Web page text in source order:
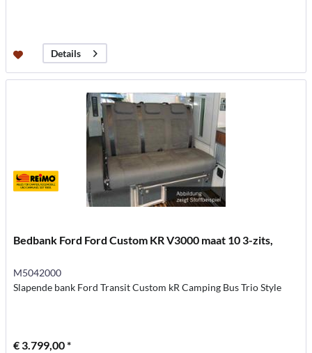
Details
Bedbank Ford Ford Custom KR V3000 maat 10 3-zits,
M5042000
Slapende bank Ford Transit Custom kR Camping Bus Trio Style
€ 3.799,00 *